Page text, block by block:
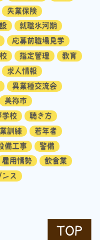
失業保険
就職氷河期
応募前職場見学
指定管理
教育
求人情報
異業種交流会
美祢市
学校
聴き方
訓練
若年者
備工事
警備
雇用情勢
飲食業
ス
TOP